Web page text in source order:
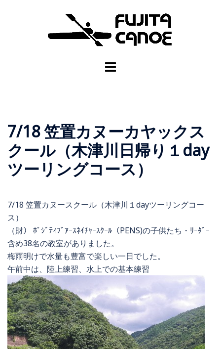
7/18 笠置カヌーカヤックス
クール（木津川日帰り１day
ツーリングコース）
7/18 笠置カヌースクール（木津川１dayツーリングコー
ス）
（財） ﾎﾟｼﾞﾃｨﾌﾞｱｰｽﾈｲﾁｬｰｽｸｰﾙ（PENS)の子供たち・ﾘｰﾀﾞｰ
含め38名の教室がありました。
梅雨明けで水量も豊富で楽しい一日でした。
午前中は、陸上練習、水上での基本練習